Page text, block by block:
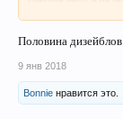
интуитивно
Половина
9 янв 2018
Bonnie нравится это.